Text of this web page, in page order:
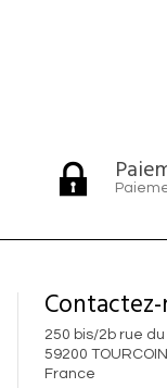
250 bis/2b rue du
59200
France